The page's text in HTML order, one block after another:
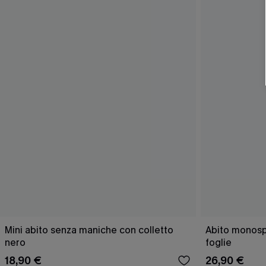
Mini abito senza maniche con colletto
nero
18,90 €
Abito
foglie
26,90 €